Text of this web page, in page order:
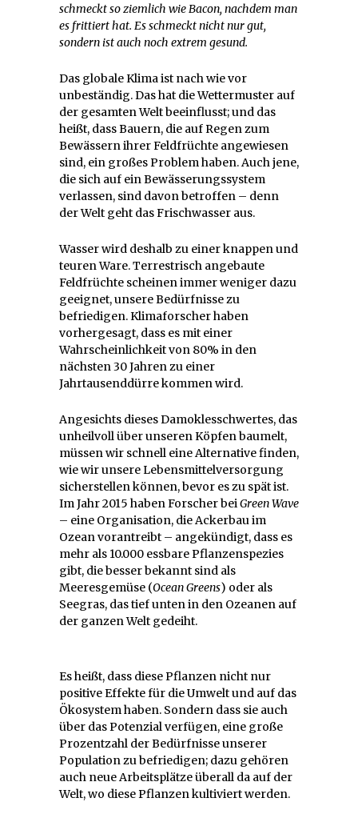
schmeckt so ziemlich wie Bacon, nachdem man
es frittiert hat. Es schmeckt nicht nur gut,
sondern ist auch noch extrem gesund.
Das globale Klima ist nach wie vor
unbeständig. Das hat die Wettermuster auf
der gesamten Welt beeinflusst; und das
heißt, dass Bauern, die auf Regen zum
Bewässern ihrer Feldfrüchte angewiesen
sind, ein großes Problem haben. Auch jene,
die sich auf ein Bewässerungssystem
verlassen, sind davon betroffen – denn
der Welt geht das Frischwasser aus.
Wasser wird deshalb zu einer knappen und
teuren Ware. Terrestrisch angebaute
Feldfrüchte scheinen immer weniger dazu
geeignet, unsere Bedürfnisse zu
befriedigen. Klimaforscher haben
vorhergesagt, dass es mit einer
Wahrscheinlichkeit von 80% in den
nächsten 30 Jahren zu einer
Jahrtausenddürre kommen wird.
Angesichts dieses Damoklesschwertes, das
unheilvoll über unseren Köpfen baumelt,
müssen wir schnell eine Alternative finden,
wie wir unsere Lebensmittelversorgung
sicherstellen können, bevor es zu spät ist.
Im Jahr 2015 haben Forscher beiGreen Wave
– eine Organisation, die Ackerbau im
Ozean vorantreibt – angekündigt, dass es
mehr als 10.000 essbare Pflanzenspezies
gibt, die besser bekannt sind als
Meeresgemüse (Ocean Greens) oder als
Seegras, das tief unten in den Ozeanen auf
der ganzen Welt gedeiht.
Es heißt, dass diese Pflanzen nicht nur
positive Effekte für die Umwelt und auf das
Ökosystem haben. Sondern dass sie auch
über das Potenzial verfügen, eine große
Prozentzahl der Bedürfnisse unserer
Population zu befriedigen; dazu gehören
auch neue Arbeitsplätze überall da auf der
Welt, wo diese Pflanzen kultiviert werden.